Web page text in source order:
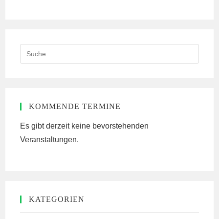
this
KOMMENDE TERMINE
Es gibt derzeit keine bevorstehenden
Veranstaltungen.
KATEGORIEN